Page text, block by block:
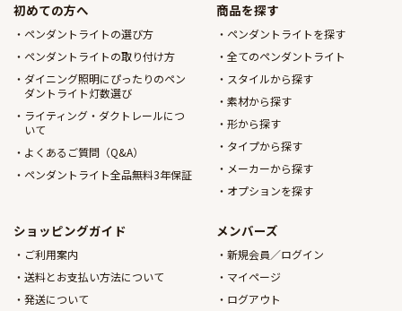
初めての方へ
ペンダントライトの選び方
ペンダントライトの取り付け方
ダイニング照明にぴったりのペン
ダントライト灯数選び
ライティング・ダクトレールにつ
いて
よくあるご質問（Q&A）
ペンダントライト全品無料3年保証
商品を探す
ペンダントライトを探す
全てのペンダントライト
スタイルから探す
素材から探す
形から探す
タイプから探す
メーカーから探す
オプションを探す
ショッピングガイド
ご利用案内
送料とお支払い方法について
発送について
メンバーズ
新規会員／ログイン
マイページ
ログアウト